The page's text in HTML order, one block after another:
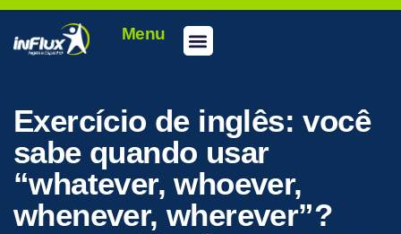
Menu
Exercício de inglês: você
sabe quando usar
“whatever, whoever,
whenever, wherever”?